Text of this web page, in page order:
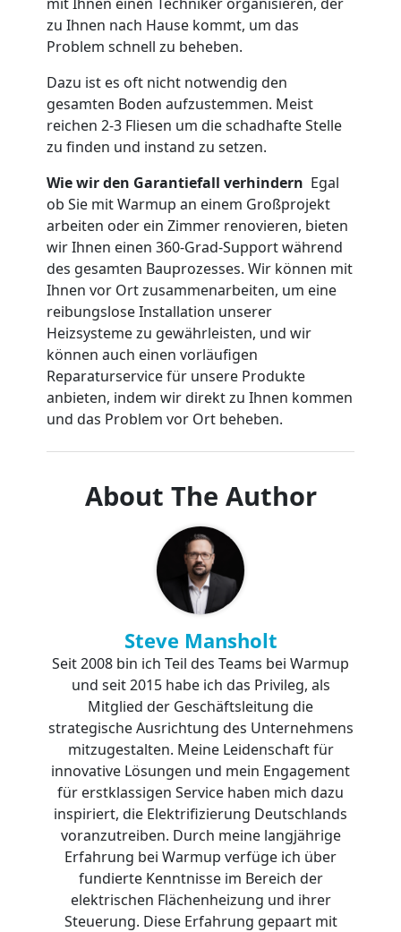
zu Ihnen nach Hause kommt, um das
Problem schnell zu beheben.
Dazu ist es oft nicht notwendig den
gesamten Boden aufzustemmen. Meist
reichen 2-3 Fliesen um die schadhafte Stelle
zu finden und instand zu setzen.
Wie wir den Garantiefall verhindern Egal
ob Sie mit Warmup an einem Großprojekt
arbeiten oder ein Zimmer renovieren, bieten
wir Ihnen einen 360-Grad-Support während
des gesamten Bauprozesses. Wir können mit
Ihnen vor Ort zusammenarbeiten, um eine
reibungslose Installation unserer
Heizsysteme zu gewährleisten, und wir
können auch einen vorläufigen
Reparaturservice für unsere Produkte
anbieten, indem wir direkt zu Ihnen kommen
und das Problem vor Ort beheben.
About The Author
Steve Mansholt
Seit 2008 bin ich Teil des Teams bei Warmup
und seit 2015 habe ich das Privileg, als
Mitglied der Geschäftsleitung die
strategische Ausrichtung des Unternehmens
mitzugestalten. Meine Leidenschaft für
innovative Lösungen und mein Engagement
für erstklassigen Service haben mich dazu
inspiriert, die Elektrifizierung Deutschlands
voranzutreiben. Durch meine langjährige
Erfahrung bei Warmup verfüge ich über
fundierte Kenntnisse im Bereich der
elektrischen Flächenheizung und ihrer
Steuerung. Diese Erfahrung gepaart mit